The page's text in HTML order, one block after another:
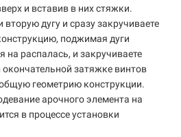
и вставив в них стяжки.
дугу и сразу закручиваете
поджимая дуги
на распалась, и закручиваете
затяжке винтов
геометрию конструкции.
арочного элемента на
в процессе установки